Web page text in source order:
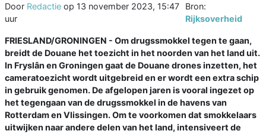
Door Redactie op 13 november 2023, 15:47
uur
Bron:
Rijksoverheid
FRIESLAND/GRONINGEN - Om drugssmokkel tegen te gaan,
breidt de Douane het toezicht in het noorden van het land uit.
In Fryslân en Groningen gaat de Douane drones inzetten, het
cameratoezicht wordt uitgebreid en er wordt een extra schip
in gebruik genomen. De afgelopen jaren is vooral ingezet op
het tegengaan van de drugssmokkel in de havens van
Rotterdam en Vlissingen. Om te voorkomen dat smokkelaars
uitwijken naar andere delen van het land, intensiveert de